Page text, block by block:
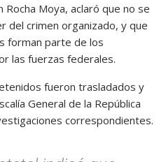
Rocha Moya, aclaró que no se
del crimen organizado, y que
forman parte de los
las fuerzas federales.
fueron trasladados y
General de la República
correspondientes.